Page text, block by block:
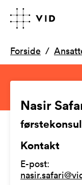
Forside
Nasir
Kontakt
E-post: